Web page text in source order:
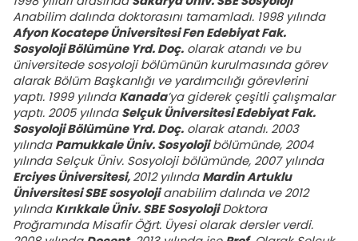
Anabilim dalında doktorasını tamamladı. 1998 yılında
Afyon Kocatepe Üniversitesi Fen Edebiyat Fak.
Sosyoloji Bölümüne Yrd. Doç. olarak atandı ve bu
üniversitede sosyoloji bölümünün kurulmasında görev
alarak Bölüm Başkanlığı ve yardımcılığı görevlerini
yaptı. 1999 yılında Kanada’ya giderek çeşitli çalışmalar
yaptı. 2005 yılında Selçuk Üniversitesi Edebiyat Fak.
Sosyoloji Bölümüne Yrd. Doç. olarak atandı. 2003
yılında Pamukkale Üniv. Sosyolojibölümünde, 2004
yılında Selçuk Üniv. Sosyoloji bölümünde, 2007 yılında
Erciyes Üniversitesi, 2012 yılında Mardin Artuklu
Üniversitesi SBE sosyolojianabilim dalında ve 2012
yılında Kırıkkale Üniv. SBE SosyolojiDoktora
Proğramında Misafir Öğrt. Üyesi olarak dersler verdi.